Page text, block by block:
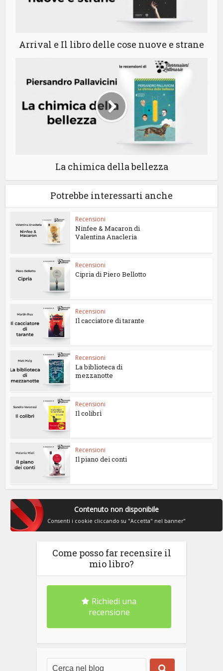
Arrival e Il libro delle cose nuove e strane
La chimica della bellezza
Potrebbe interessarti anche
Recensioni
Ninfee & Macaron di
Valentina Anacleria
Recensioni
Cipria di Piero Bellotto
Recensioni
Il cacciatore di tarante
Recensioni
La biblioteca di
mezzanotte
Recensioni
Il colibrì
Recensioni
Il piano dei conti
Contenuto non disponibile
Consenti i cookie cliccando su "Accetta" nel banner"
Come posso far recensire il
mio libro?
Richiedi una
recensione